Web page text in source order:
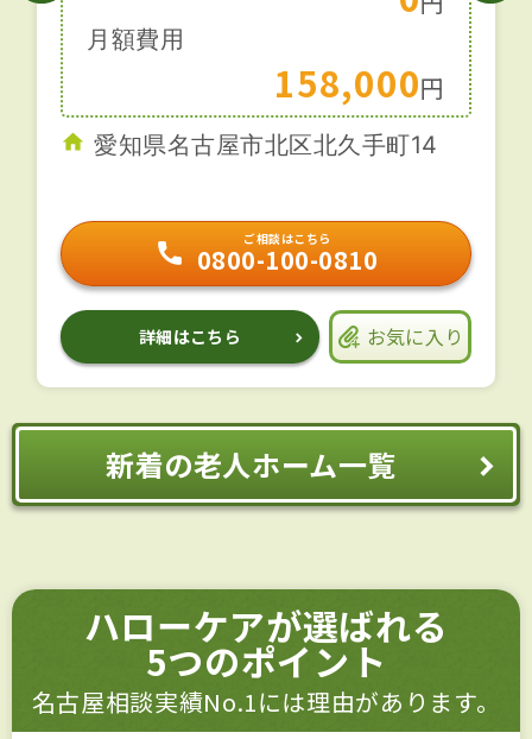
月額費用
158,000円
愛知県名古屋市北区北久手町14
ご相談はこちら
0800-100-0810
詳細はこちら お気に入り
新着の老人ホーム一覧
ハローケアが選ばれる
5つのポイント
名古屋相談実績No.1には理由があります。